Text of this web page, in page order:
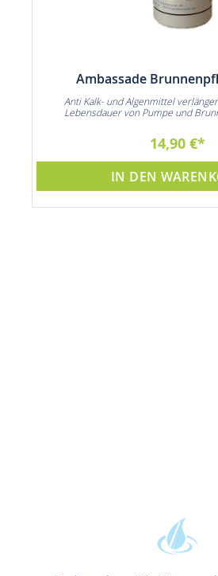
Ambassade
Anti Kalk- und Algenmittel
Lebensdauer von Pumpe und
14,90 €
IN DEN